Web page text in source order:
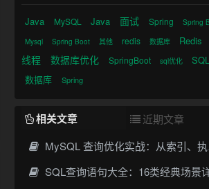
Java MySQL Java 面试 Spring
Spring
Mysql
Spring Boot 其他 redis 数据库 Redis
线程
数据库优化 SpringBoot sql优化 SQL
数据库 Spring
相关文章
近期文章
MySQL 查询优化实战：从索引、执行计划到SQL调优全攻略
SQL查询语句大全：16类经典场景详解与性能优化指